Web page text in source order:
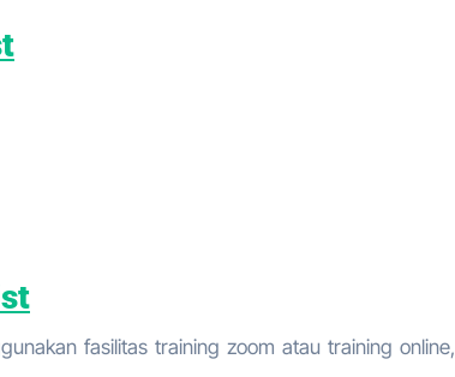
fasilitas training zoom atau training online,